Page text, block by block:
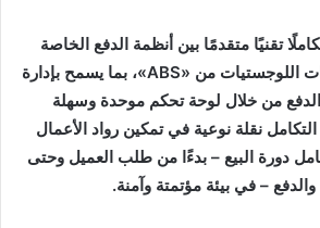
تقنيًا متقدمًا بين أنظمة الدفع الخاصة
بـ«Just2Pay» وخدمات اللوجستيات من «ABS»، بما يسمح بإدارة
من خلال لوحة تحكم موحدة وسهلة
نقلة نوعية في تمكين رواد الأعمال
دورة البيع – بدءًا من طلب العميل وحتى
– في بيئة مؤتمتة وآمنة.